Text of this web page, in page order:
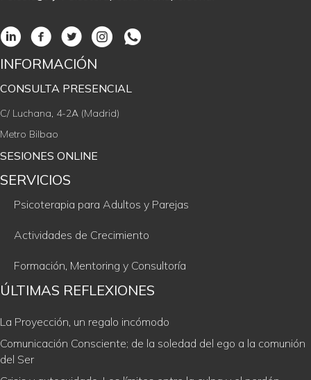
INFORMACIÓN
CONSULTA PRESENCIAL
C/ Luchana, 4-2A (Madrid)
Metro Bilbao
SESIONES ONLINE
SERVICIOS
Psicoterapia para Adultos y Parejas
Actividades de Crecimiento
Formación, Mentoring y Consultoría
ÚLTIMAS REFLEXIONES
La Proyección, un regalo incómodo
Comunicación Consciente; de la soledad del ego a la comunión
del Ser